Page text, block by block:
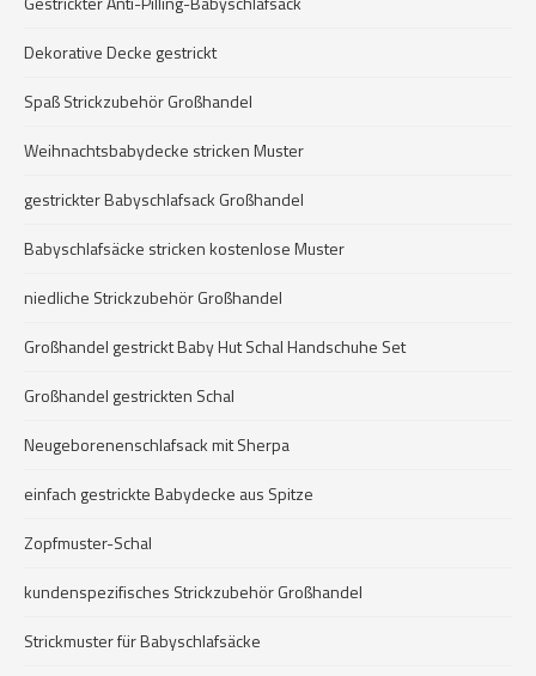
Dekorative Decke gestrickt
Spaß Strickzubehör Großhandel
Weihnachtsbabydecke stricken Muster
gestrickter Babyschlafsack Großhandel
Babyschlafsäcke stricken kostenlose Muster
niedliche Strickzubehör Großhandel
Großhandel gestrickt Baby Hut Schal Handschuhe Set
Großhandel gestrickten Schal
Neugeborenenschlafsack mit Sherpa
einfach gestrickte Babydecke aus Spitze
Zopfmuster-Schal
kundenspezifisches Strickzubehör Großhandel
Strickmuster für Babyschlafsäcke